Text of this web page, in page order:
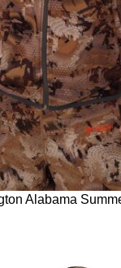
Alabama